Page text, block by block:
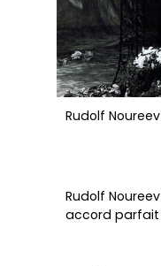
Rudolf
Rudolf
accord parfait